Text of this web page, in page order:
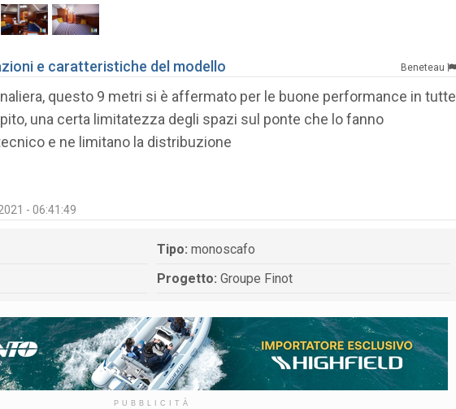
e caratteristiche del modello Beneteau
questo 9 metri si è affermato per le buone performance in tutte
una certa limitatezza degli spazi sul ponte che lo fanno
e ne limitano la distribuzione
- 06:41:49
Tipo: monoscafo
Progetto: Groupe Finot
PUBBLICITÀ